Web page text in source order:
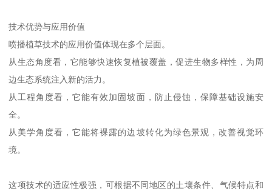
技术优势与应用价值
喷播植草技术的应用价值体现在多个层面。
从生态角度看，它能够快速恢复植被覆盖，促进生物多样性，为周
边生态系统注入新的活力。
从工程角度看，它能有效加固坡面，防止侵蚀，保障基础设施安
全。
从美学角度看，它能将裸露的边坡转化为绿色景观，改善视觉环
境。
这项技术的适应性极强，可根据不同地区的土壤条件、气候特点和